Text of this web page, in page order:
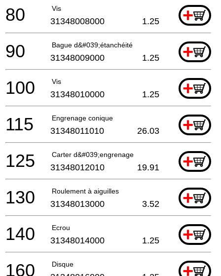
Vis +
80 31348008000 1.25
Bague d&#039;étanchéité +
90 31348009000 1.25
Vis +
100 31348010000 1.25
Engrenage conique +
115 31348011010 26.03
Carter d&#039;engrenage +
125 31348012010 19.91
Roulement à aiguilles +
130 31348013000 3.52
Ecrou +
140 31348014000 1.25
Disque +
160